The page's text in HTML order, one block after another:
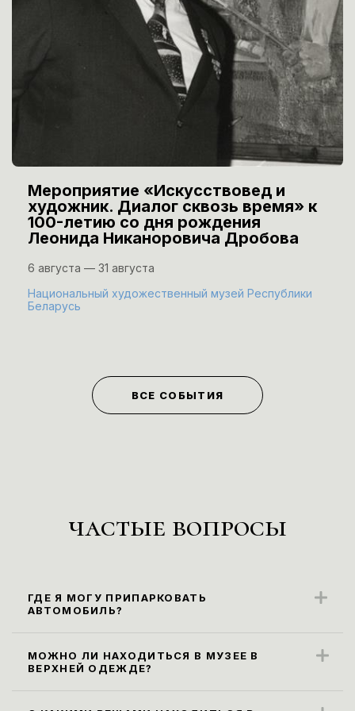
Мероприятие «Искусствовед и
художник. Диалог сквозь время» к
100-летию со дня рождения
Леонида Никаноровича Дробова
6 августа — 31 августа
Национальный художественный музей Республики
Беларусь
ВСЕ СОБЫТИЯ
частые вопросы
ГДЕ Я МОГУ ПРИПАРКОВАТЬ
АВТОМОБИЛЬ?
находятся вдоль ул. Карла Маркса
(парковка платная).
МОЖНО ЛИ НАХОДИТЬСЯ В МУЗЕЕ В
ВЕРХНЕЙ ОДЕЖДЕ?
предусматривают посещение экспозиции